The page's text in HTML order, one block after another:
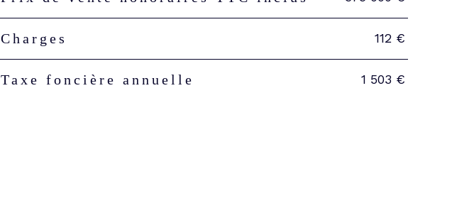
Charges 112 €
Taxe foncière annuelle 1 503 €